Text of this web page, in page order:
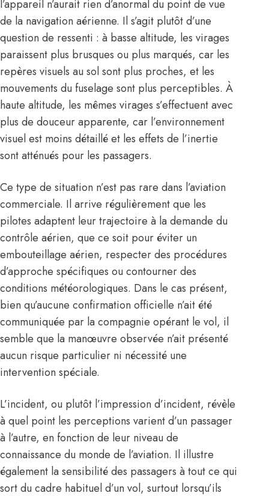
l’appareil n’aurait rien d’anormal du point de vue
de la navigation aérienne. Il s’agit plutôt d’une
question de ressenti : à basse altitude, les virages
paraissent plus brusques ou plus marqués, car les
repères visuels au sol sont plus proches, et les
mouvements du fuselage sont plus perceptibles. À
haute altitude, les mêmes virages s’effectuent avec
plus de douceur apparente, car l’environnement
visuel est moins détaillé et les effets de l’inertie
sont atténués pour les passagers.
Ce type de situation n’est pas rare dans l’aviation
commerciale. Il arrive régulièrement que les
pilotes adaptent leur trajectoire à la demande du
contrôle aérien, que ce soit pour éviter un
embouteillage aérien, respecter des procédures
d’approche spécifiques ou contourner des
conditions météorologiques. Dans le cas présent,
bien qu’aucune confirmation officielle n’ait été
communiquée par la compagnie opérant le vol, il
semble que la manœuvre observée n’ait présenté
aucun risque particulier ni nécessité une
intervention spéciale.
L’incident, ou plutôt l’impression d’incident, révèle
à quel point les perceptions varient d’un passager
à l’autre, en fonction de leur niveau de
connaissance du monde de l’aviation. Il illustre
également la sensibilité des passagers à tout ce qui
sort du cadre habituel d’un vol, surtout lorsqu’ils